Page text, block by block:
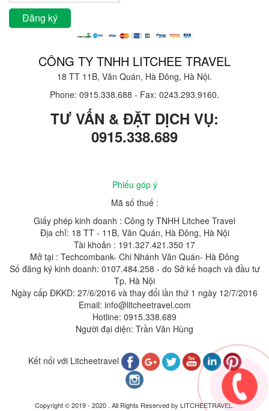
CÔNG TY TNHH LITCHEE TRAVEL
18 TT 11B, Văn Quán, Hà Đông, Hà Nội.
Phone: 0915.338.688 - Fax: 0243.293.9160.
TƯ VẤN & ĐẶT DỊCH VỤ:
0915.338.689
Phiếu góp ý
Mã số thuế :
Giấy phép kinh doanh : Công ty TNHH Litchee Travel
Địa chỉ: 18 TT - 11B, Văn Quán, Hà Đông, Hà Nội
Tài khoản : 191.327.421.350 17
Mở tại : Techcombank- Chi Nhánh Văn Quán- Hà Đông
Số đăng ký kinh doanh: 0107.484.258 - do Sở kế hoạch và đầu tư
Tp. Hà Nội
Ngày cấp ĐKKD: 27/6/2016 và thay đổi lần thứ 1 ngày 12/7/2016
Email: info@litcheetravel.com
Hotline: 0915.338.689
Người đại diện: Trần Văn Hùng
Kết nối với Litcheetravel
Copyright © 2019 - 2020 . All Rights Reserved by LITCHEETRAVEL.